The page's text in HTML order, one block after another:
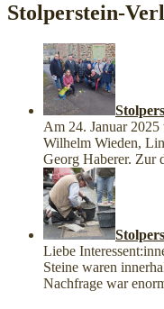
Stolperstein-
Am 24. Januar
Wilhelm Wieden,
Georg Haberer. Zur
Liebe
Steine waren
Nachfrage war